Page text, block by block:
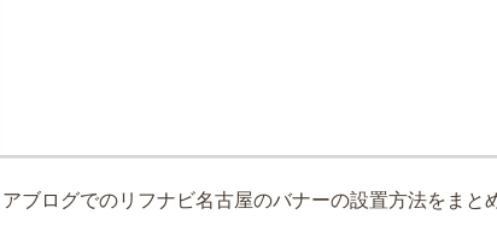
ブログでのリフナビ名古屋のバナーの設置方法をまと